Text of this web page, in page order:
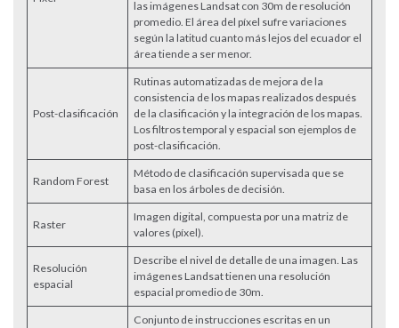
las imágenes Landsat con 30m de resolución
promedio. El área del píxel sufre variaciones
según la latitud cuanto más lejos del ecuador el
área tiende a ser menor.
Post-clasificación
Rutinas automatizadas de mejora de la
consistencia de los mapas realizados después
de la clasificación y la integración de los mapas.
Los filtros temporal y espacial son ejemplos de
post-clasificación.
Random Forest
Método de clasificación supervisada que se
basa en los árboles de decisión.
Raster
Imagen digital, compuesta por una matriz de
valores (píxel).
Resolución
espacial
Describe el nivel de detalle de una imagen. Las
imágenes Landsat tienen una resolución
espacial promedio de 30m.
Conjunto de instrucciones escritas en un